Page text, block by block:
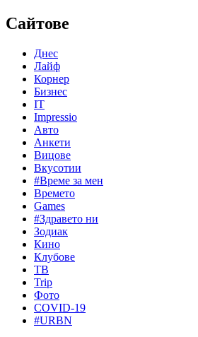
Сайтове
Днес
Лайф
Корнер
Бизнес
IT
Impressio
Авто
Анкети
Вицове
Вкусотии
#Време за мен
Времето
Games
#Здравето ни
Зодиак
Кино
Клубове
ТВ
Trip
Фото
COVID-19
#URBN